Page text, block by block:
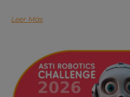
Leer Más